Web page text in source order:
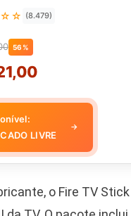
(8.479)
56%
LIVRE
→
o Fire TV